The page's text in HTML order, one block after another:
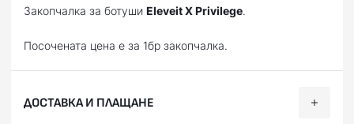
Закопчалка за ботуши Eleveit X Privilege.
Посочената цена е за 1бр закопчалка.
ДОСТАВКА И ПЛАЩАНЕ